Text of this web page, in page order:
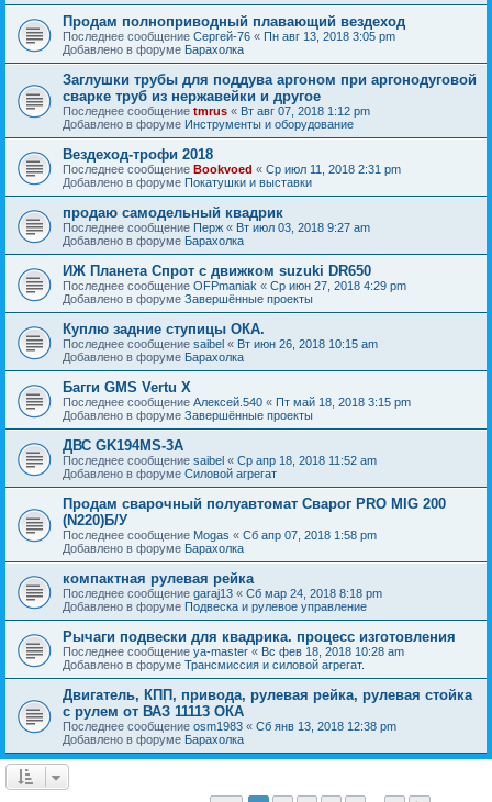
Продам полноприводный плавающий вездеход
Последнее сообщение Сергей-76 « Пн авг 13, 2018 3:05 pm
Добавлено в форуме Барахолка
Заглушки трубы для поддува аргоном при аргонодуговой
сварке труб из нержавейки и другое
Последнее сообщение tmrus « Вт авг 07, 2018 1:12 pm
Добавлено в форуме Инструменты и оборудование
Вездеход-трофи 2018
Последнее сообщение Bookvoed « Ср июл 11, 2018 2:31 pm
Добавлено в форуме Покатушки и выставки
продаю самодельный квадрик
Последнее сообщение Перж « Вт июл 03, 2018 9:27 am
Добавлено в форуме Барахолка
ИЖ Планета Спрот с движком suzuki DR650
Последнее сообщение OFPmaniak « Ср июн 27, 2018 4:29 pm
Добавлено в форуме Завершённые проекты
Куплю задние ступицы ОКА.
Последнее сообщение saibel « Вт июн 26, 2018 10:15 am
Добавлено в форуме Барахолка
Багги GMS Vertu X
Последнее сообщение Алексей.540 « Пт май 18, 2018 3:15 pm
Добавлено в форуме Завершённые проекты
ДВС GK194MS-3A
Последнее сообщение saibel « Ср апр 18, 2018 11:52 am
Добавлено в форуме Силовой агрегат
Продам сварочный полуавтомат Сварог PRO MIG 200
(N220)Б/У
Последнее сообщение Mogas « Сб апр 07, 2018 1:58 pm
Добавлено в форуме Барахолка
компактная рулевая рейка
Последнее сообщение garaj13 « Сб мар 24, 2018 8:18 pm
Добавлено в форуме Подвеска и рулевое управление
Рычаги подвески для квадрика. процесс изготовления
Последнее сообщение ya-master « Вс фев 18, 2018 10:28 am
Добавлено в форуме Трансмиссия и силовой агрегат.
Двигатель, КПП, привода, рулевая рейка, рулевая стойка
с рулем от ВАЗ 11113 ОКА
Последнее сообщение osm1983 « Сб янв 13, 2018 12:38 pm
Добавлено в форуме Барахолка